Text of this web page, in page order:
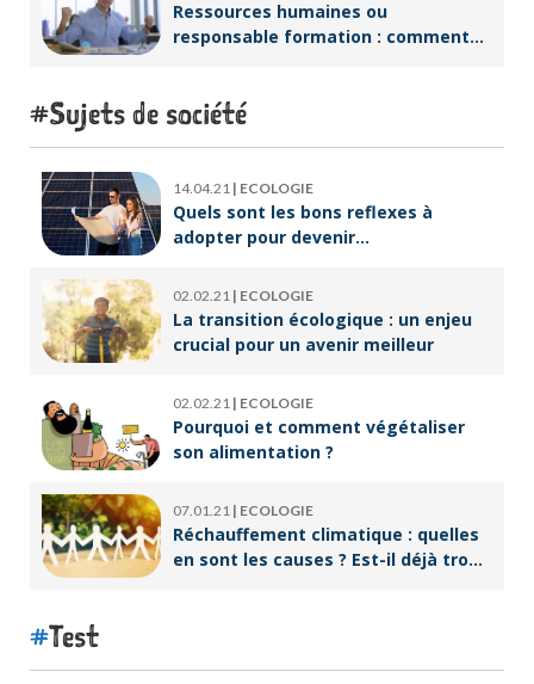
Ressources humaines ou
responsable formation : comment
Sujets de société
14.04.21 | ECOLOGIE
Quels sont les bons reflexes à
adopter pour devenir
02.02.21 | ECOLOGIE
La transition écologique : un enjeu
crucial pour un avenir meilleur
02.02.21 | ECOLOGIE
Pourquoi et comment végétaliser
son alimentation ?
07.01.21 | ECOLOGIE
Réchauffement climatique : quelles
en sont les causes ? Est-il déjà trop
Test